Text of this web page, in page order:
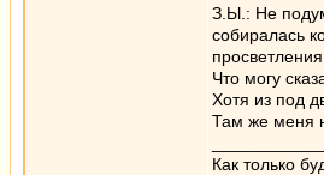
З.Ы.: Не
собиралась
Что могу
Хотя из под
Там же меня
Как только